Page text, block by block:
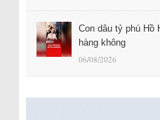
Con dâu tỷ phú Hồ
hàng không
06/08/2026